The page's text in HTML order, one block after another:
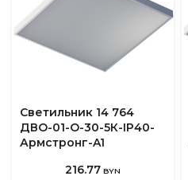
Светильник 14 764
ДВО-01-О-30-5К-IP40-
Армстронг-A1
216.77 BYN